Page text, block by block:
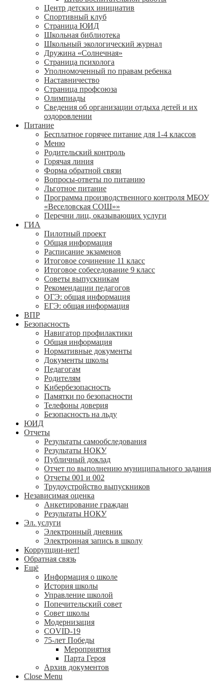
Центр детских инициатив
Спортивный клуб
Страница ЮИД
Школьная библиотека
Школьный экологический журнал
Дружина «Солнечная»
Страница психолога
Уполномоченный по правам ребенка
Наставничество
Страница профсоюза
Олимпиады
Сведения об организации отдыха детей и их
оздоровлении
Питание
Бесплатное горячее питание для 1-4 классов
Меню
Родительский контроль
Горячая линия
Форма обратной связи
Вопросы-ответы по питанию
Льготное питание
Программа производственного контроля МБОУ
«Веселовская СОШ»»
Перечни лиц, оказывающих услуги
ГИА
Пилотный проект
Общая информация
Расписание экзаменов
Итоговое сочинение 11 класс
Итоговое собеседование 9 класс
Советы выпускникам
Рекомендации педагогов
ОГЭ: общая информация
ЕГЭ: общая информация
ВПР
Безопасность
Навигатор профилактики
Общая информация
Нормативные документы
Документы школы
Педагогам
Родителям
Кибербезопасность
Памятки по безопасности
Телефоны доверия
Безопасность на льду
ЮИД
Отчеты
Результаты самообследования
Результаты НОКУ
Публичный доклад
Отчет по выполнению муниципального задания
Отчеты 001 и 002
Трудоустройство выпускников
Независимая оценка
Анкетирование граждан
Результаты НОКУ
Эл. услуги
Электронный дневник
Электронная запись в школу
Коррупции-нет!
Обратная связь
Ещё
Информация о школе
История школы
Управление школой
Попечительский совет
Совет школы
Модернизация
COVID-19
75-лет Победы
Мероприятия
Парта Героя
Архив документов
Close Menu